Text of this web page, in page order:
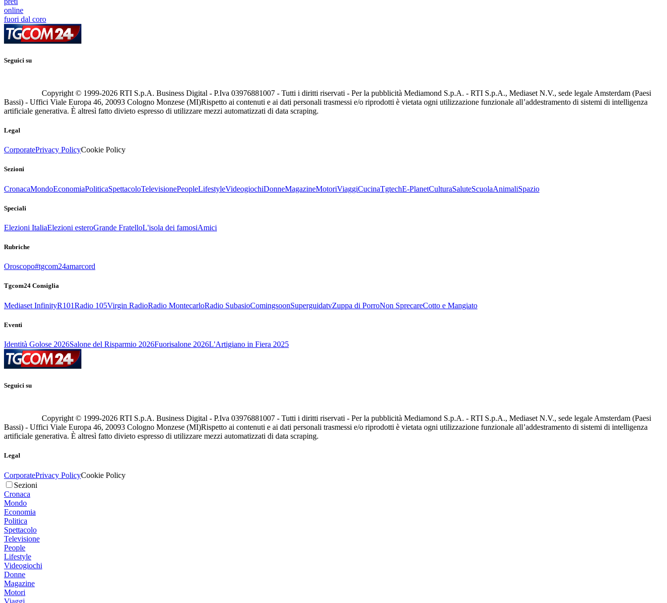
online
fuori dal coro
Seguici su
Copyright © 1999-2026 RTI S.p.A. Business Digital - P.Iva 03976881007 - Tutti i diritti riservati - Per la pubblicità Mediamond S.p.A. - RTI S.p.A., Mediaset N.V., sede legale Amsterdam (Paesi
Bassi) - Uffici Viale Europa 46, 20093 Cologno Monzese (MI)Rispetto ai contenuti e ai dati personali trasmessi e/o riprodotti è vietata ogni utilizzazione funzionale all’addestramento di sistemi di intelligenza
artificiale generativa. È altresì fatto divieto espresso di utilizzare mezzi automatizzati di data scraping.
Legal
CorporatePrivacy PolicyCookie Policy
Sezioni
CronacaMondoEconomiaPoliticaSpettacoloTelevisionePeopleLifestyleVideogiochiDonneMagazineMotoriViaggiCucinaTgtechE-PlanetCulturaSaluteScuolaAnimaliSpazio
Speciali
Elezioni ItaliaElezioni esteroGrande FratelloL'isola dei famosiAmici
Rubriche
Oroscopo#tgcom24amarcord
Tgcom24 Consiglia
Mediaset InfinityR101Radio 105Virgin RadioRadio MontecarloRadio SubasioComingsoonSuperguidatvZuppa di PorroNon SprecareCotto e Mangiato
Eventi
Identità Golose 2026Salone del Risparmio 2026Fuorisalone 2026L'Artigiano in Fiera 2025
Seguici su
Copyright © 1999-2026 RTI S.p.A. Business Digital - P.Iva 03976881007 - Tutti i diritti riservati - Per la pubblicità Mediamond S.p.A. - RTI S.p.A., Mediaset N.V., sede legale Amsterdam (Paesi
Bassi) - Uffici Viale Europa 46, 20093 Cologno Monzese (MI)Rispetto ai contenuti e ai dati personali trasmessi e/o riprodotti è vietata ogni utilizzazione funzionale all’addestramento di sistemi di intelligenza
artificiale generativa. È altresì fatto divieto espresso di utilizzare mezzi automatizzati di data scraping.
Legal
CorporatePrivacy PolicyCookie Policy
Sezioni
Cronaca
Mondo
Economia
Politica
Spettacolo
Televisione
People
Lifestyle
Videogiochi
Donne
Magazine
Motori
Viaggi